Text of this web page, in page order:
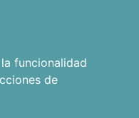
funcionalidad
de